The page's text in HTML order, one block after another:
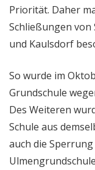
Priorität. Daher
Schließungen
und Kaulsdorf
So wurde im
Grundschule
Des Weiteren
Schule aus
auch die